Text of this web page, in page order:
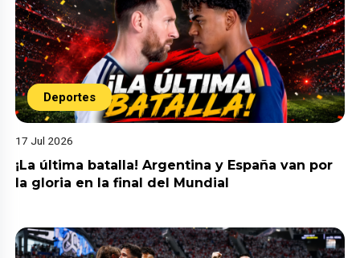
Deportes
17 Jul 2026
¡La última batalla! Argentina y España van por
la gloria en la final del Mundial